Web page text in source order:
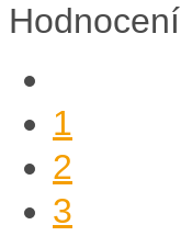
Hodnocení
1
2
3